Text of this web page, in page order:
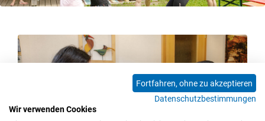
Fortfahren, ohne zu akzeptieren
Datenschutzbestimmungen
Wir verwenden Cookies